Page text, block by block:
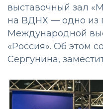
выставочный зал
на ВДНХ — одно из
Международной
«Россия». Об этом
Сергунина,